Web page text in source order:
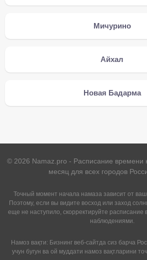
Мичурино
Айхал
Новая Бадарма
© 2026 Namaz.pro - Расписание времени
месяц для всех городов
Точный момент начала намаза зависит от
Поэтому, если вы видите восход или заход
еще не наступило, скорректируйте расписание
наблюдениями.
Намоз вақти: Бизнинг веб-сайтда сиз барча
учун бугун ва ой муддати намоз вақтларини